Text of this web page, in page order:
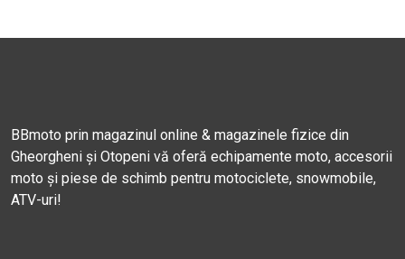
BBmoto prin magazinul online & magazinele fizice din
Gheorgheni și Otopeni vă oferă echipamente moto, accesorii
moto și piese de schimb pentru motociclete, snowmobile,
ATV-uri!